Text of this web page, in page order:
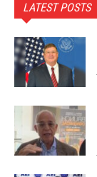
LATEST POSTS